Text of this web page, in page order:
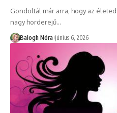
Gondoltál már arra, hogy az
nagy horderejű…
Balogh Nóra június 6, 2026